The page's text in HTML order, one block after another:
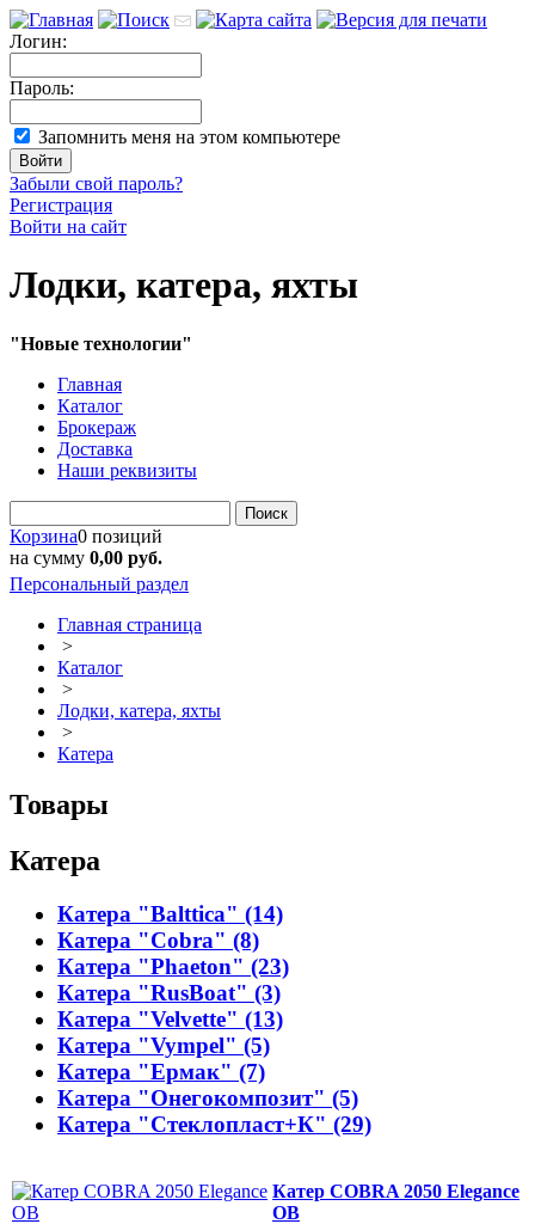
Логин:
Пароль:
Запомнить меня на этом компьютере
Забыли свой пароль?
Регистрация
Войти на сайт
Лодки, катера, яхты
"Новые технологии"
Главная
Каталог
Брокераж
Доставка
Наши реквизиты
Поиск
Корзина0 позиций
на сумму 0,00 руб.
Персональный раздел
Главная страница
>
Каталог
>
Лодки, катера, яхты
>
Катера
Товары
Катера
Катера "Balttica" (14)
Катера "Cobra" (8)
Катера "Phaeton" (23)
Катера "RusBoat" (3)
Катера "Velvette" (13)
Катера "Vympel" (5)
Катера "Ермак" (7)
Катера "Онегокомпозит" (5)
Катера "Стеклопласт+К" (29)
Катер COBRA 2050 Elegance
OB